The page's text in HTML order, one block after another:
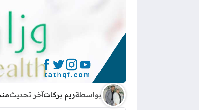
بواسطةريم بركاتآخر تحديثمنذ 3